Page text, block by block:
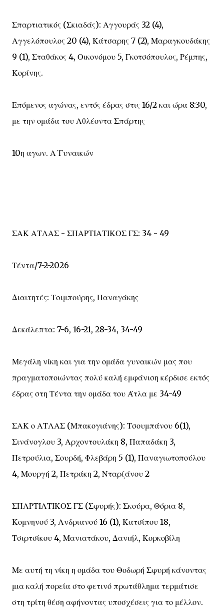
Σπαρτιατικός (Σκιαδάς): Αγγουράς 32 (4),
Αγγελόπουλος 20 (4), Κάτσαρης 7 (2), Μαραγκουδάκης
9 (1), Σταθάκος 4, Οικονόμου 5, Γκοτσόπουλος, Ρέμπης,
Κορίνης.
Επόμενος αγώνας, εντός έδρας στις 16/2 και ώρα 8:30,
με την ομάδα του Αθλέοντα Σπάρτης
10η αγων. Α΄Γυναικών
ΣΑΚ ΑΤΛΑΣ - ΣΠΑΡΤΙΑΤΙΚΟΣ ΓΣ: 34 - 49
Τέντα/7-2-2026
Διαιτητές: Τσιμπούρης, Παναγάκης
Δεκάλεπτα: 7-6, 16-21, 28-34, 34-49
Μεγάλη νίκη και για την ομάδα γυναικών μας που
πραγματοποιώντας πολύ καλή εμφάνιση κέρδισε εκτός
έδρας στη Τέντα την ομάδα του Άτλα με 34-49
ΣΑΚ ο ΑΤΛΑΣ (Μπακογιάνης): Τσουμπάνου 6(1),
Σινάνογλου 3, Αρχοντουλάκη 8, Παπαδάκη 3,
Πετρούλια, Σουρδή, Φλεβάρη 5 (1), Παναγιωτοπούλου
4, Μουργή 2, Πετράκη 2, Νταρζάνου 2
ΣΠΑΡΤΙΑΤΙΚΟΣ ΓΣ (Σφυρής): Σκούρα, Θόρια 8,
Κομνηνού 3, Ανδριανού 16 (1), Κατσίπου 18,
Τσιρτσίκου 4, Μανιατάκου, Δανιήλ, Κορκοβίλη
Με αυτή τη νίκη η ομάδα του Θοδωρή Σφυρή κάνοντας
μια καλή πορεία στο φετινό πρωτάθλημα τερμάτισε
στη τρίτη θέση αφήνοντας υποσχέσεις για το μέλλον.